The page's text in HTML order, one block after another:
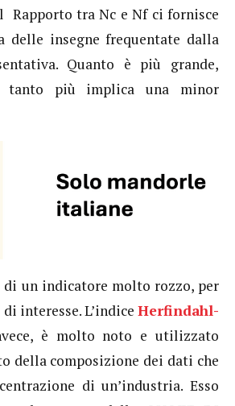
Rapporto tra Nc e Nf ci fornisce
delle insegne frequentate dalla
Quanto è più grande,
tanto più implica una minor
un indicatore molto rozzo, per
interesse. L’indice Herfindahl-
è molto noto e utilizzato
della composizione dei dati che
di un’industria. Esso